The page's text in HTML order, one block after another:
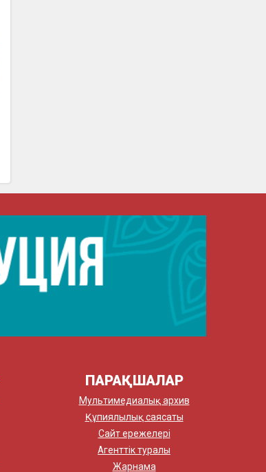
ПАРАҚШАЛАР
Мультимедиалық архив
Құпиялылық саясаты
Сайт ережелері
Агенттік туралы
Жарнама